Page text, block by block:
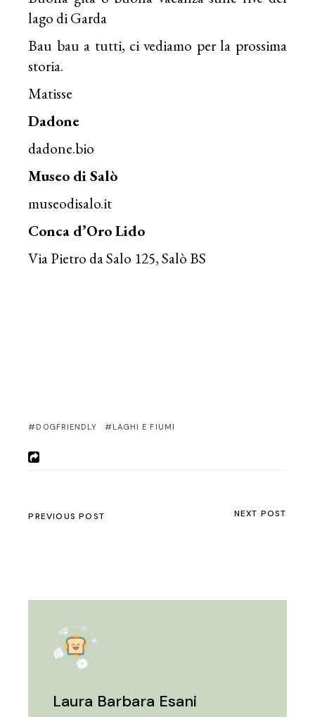
lago di Garda
Bau bau a tutti, ci vediamo per la prossima
storia.
Matisse
Dadone
dadone.bio
Museo di Salò
museodisalo.it
Conca d’Oro Lido
Via Pietro da Salo 125, Salò BS
DOGFRIENDLY LAGHI E FIUMI
PREVIOUS POST NEXT POST
Laura Barbara Esani